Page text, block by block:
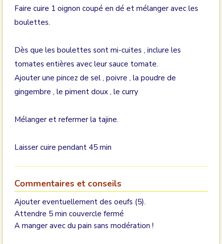
Faire cuire 1 oignon coupé en dé et mélanger avec les
boulettes.
Dès que les boulettes sont mi-cuites , inclure les
tomates entières avec leur sauce tomate.
Ajouter une pincez de sel , poivre , la poudre de
gingembre , le piment doux , le curry
Mélanger et refermer la tajine.
Laisser cuire pendant 45 min
Commentaires et conseils
Ajouter eventuellement des oeufs (5).
Attendre 5 min couvercle fermé
A manger avec du pain sans modération !